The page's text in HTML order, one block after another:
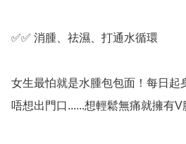
✅️✅️ 消腫、祛濕、打通水循環
女生最怕就是水腫包包面！每日起
唔想出門口......想輕鬆無痛就擁有V